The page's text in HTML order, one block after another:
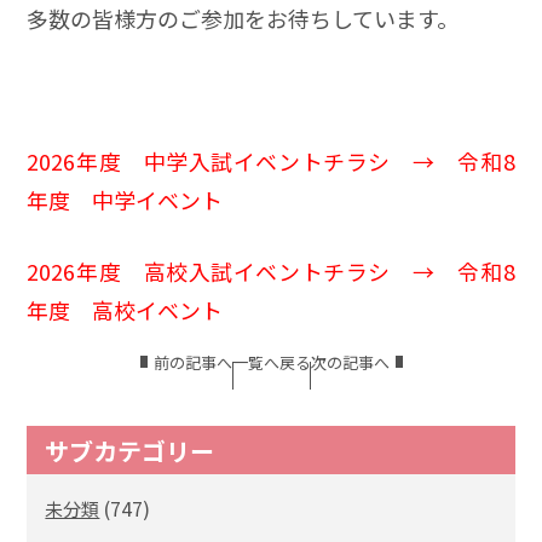
多数の皆様方のご参加をお待ちしています。
2026年度 中学入試イベントチラシ →令和8
年度 中学イベント
2026年度 高校入試イベントチラシ →令和8
年度 高校イベント
前の記事へ一覧へ戻る次の記事へ
サブカテゴリー
未分類 (747)